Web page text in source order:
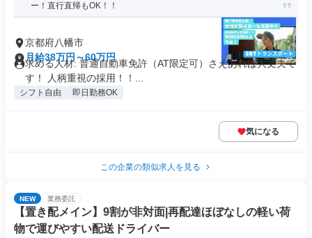
ー！直行直帰もOK！！
京都府八幡市
月給38万円～60万円
求める人材: 普通自動車免許（AT限定可）さえあれば大丈夫で
す！ 人柄重視の採用！！...
シフト自由 即日勤務OK
気になる
この企業の類似求人を見る
NEW 業務委託
【置き配メイン】9割が非対面|再配達ほぼなしの軽い荷
物で運びやすい配送ドライバー